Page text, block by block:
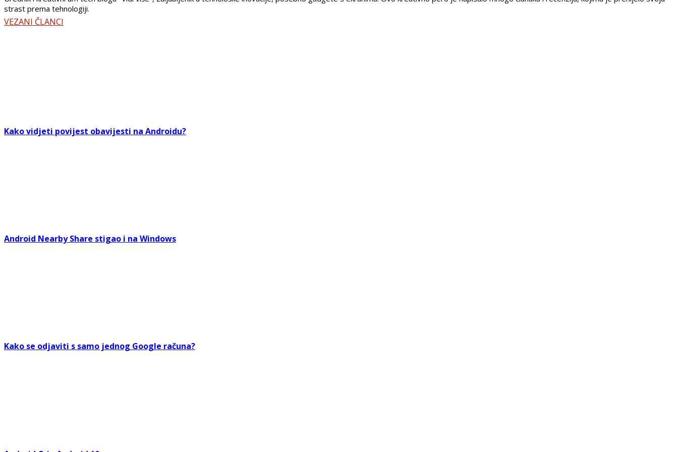
strast prema tehnologiji.
VEZANI ČLANCI
Kako vidjeti povijest obavijesti na Androidu?
Android Nearby Share stigao i na Windows
Kako se odjaviti s samo jednog Google računa?